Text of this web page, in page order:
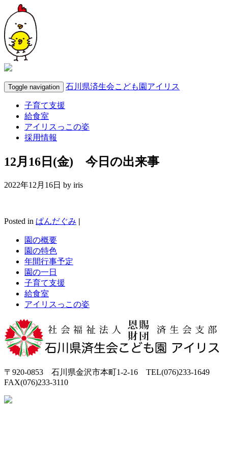
Toggle navigation 石川県済生会こども園アイリス
子育て支援
給食室
アイリスっこの姿
採用情報
12月16日(金) 今日の出来事
2022年12月16日 by iris
Posted in ぱんだぐみ |
園の概要
園の特色
年間行事予定
園の一日
子育て支援
給食室
アイリスっこの姿
〒920-0853 石川県金沢市本町1-2-16 TEL(076)233-1649
FAX(076)233-3110